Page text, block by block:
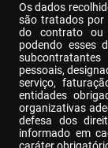
Os dados
são tratados por
do contrato ou
podendo esses
pessoais,
serviço,
entidades
organizativas
defesa dos
informado em